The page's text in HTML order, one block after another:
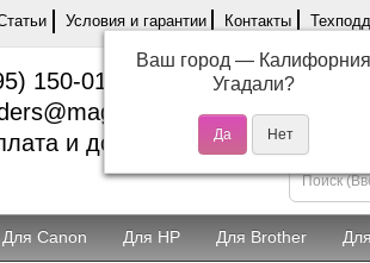
Условия и гарантии Контакты
150-01-37
и доставка
Для Canon Для HP Для Brother
Ваш город — Калифорния
Угадали?